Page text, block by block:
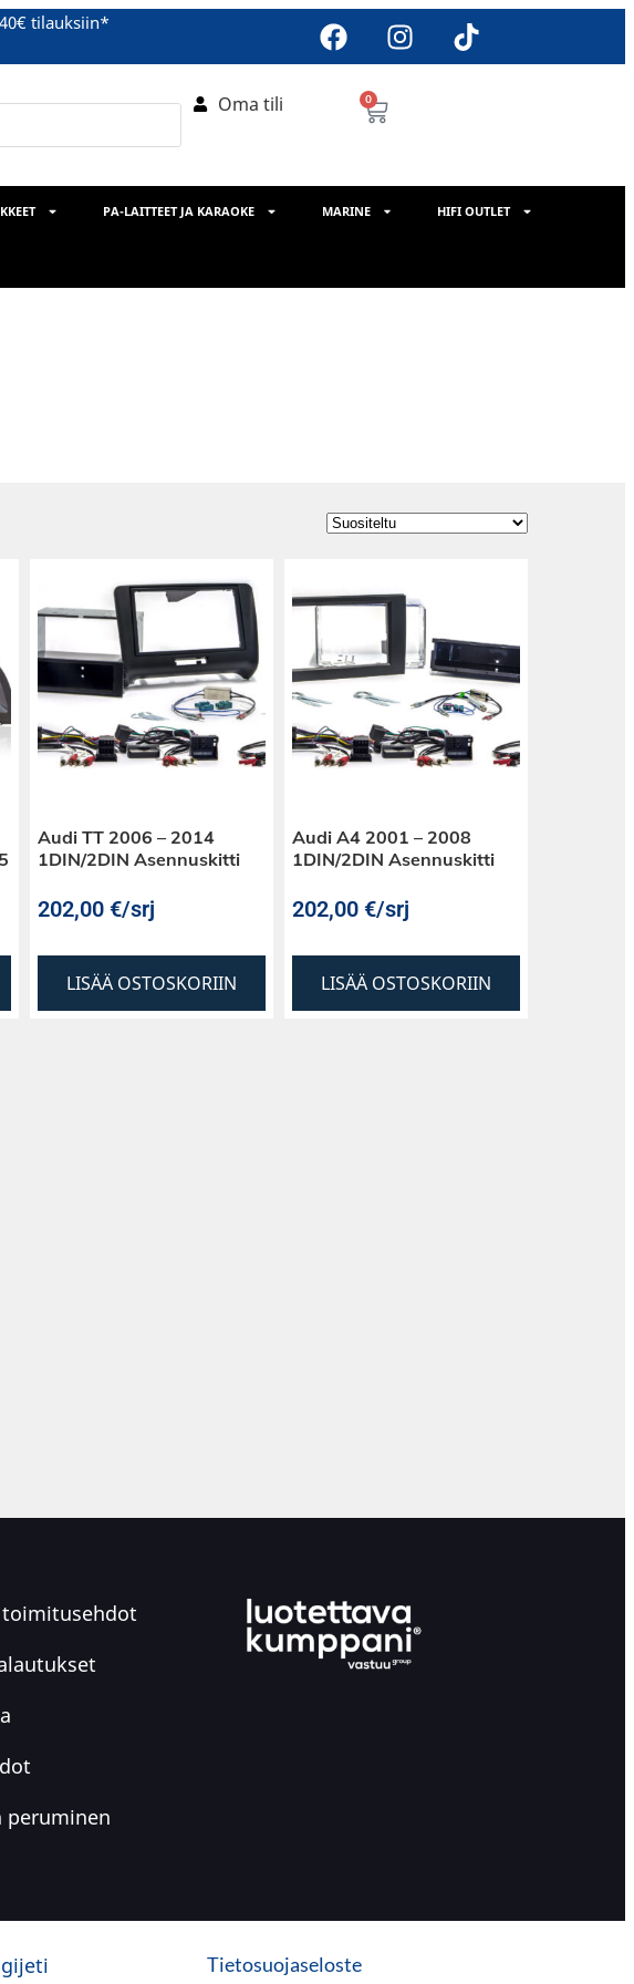
tilauksiin*
Oma tili 0
PA-LAITTEET JA KARAOKE MARINE HIFI OUTLET
Audi TT 2006 – 2014
1DIN/2DIN Asennuskitti
202,00 €/srj
LISÄÄ OSTOSKORIIN
Audi A4 2001 – 2008
1DIN/2DIN Asennuskitti
202,00 €/srj
LISÄÄ OSTOSKORIIN
toimitusehdot
peruminen
Tietosuojaseloste